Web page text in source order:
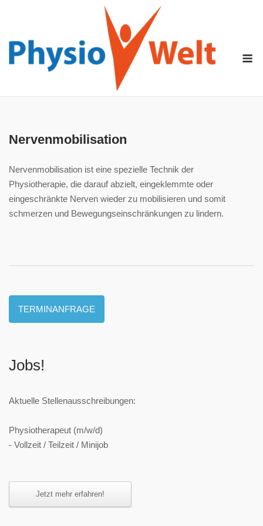
Nervenmobilisation
Nervenmobilisation ist eine spezielle Technik der
Physiotherapie, die darauf abzielt, eingeklemmte oder
eingeschränkte Nerven wieder zu mobilisieren und somit
schmerzen und Bewegungseinschränkungen zu lindern.
TERMINANFRAGE
Jobs!
Aktuelle Stellenausschreibungen:
Physiotherapeut (m/w/d)
- Vollzeit / Teilzeit / Minijob
Jetzt mehr erfahren!